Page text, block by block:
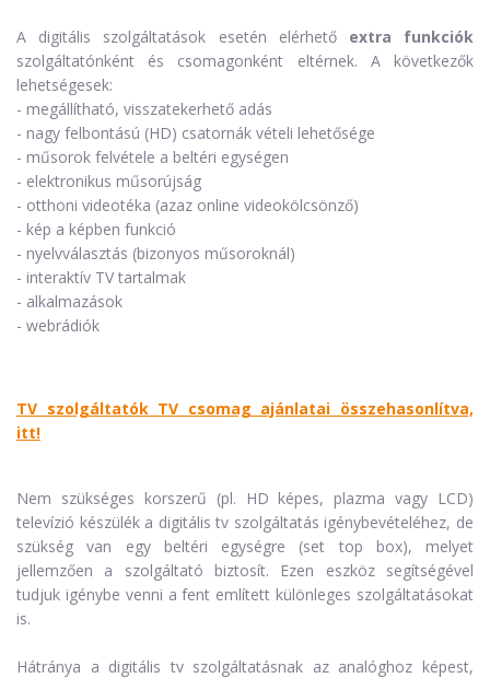
A digitális szolgáltatások esetén elérhető extra funkciók
szolgáltatónként és csomagonként eltérnek. A következők
lehetségesek:
- megállítható, visszatekerhető adás
- nagy felbontású (HD) csatornák vételi lehetősége
- műsorok felvétele a beltéri egységen
- elektronikus műsorújság
- otthoni videotéka (azaz online videokölcsönző)
- kép a képben funkció
- nyelvválasztás (bizonyos műsoroknál)
- interaktív TV tartalmak
- alkalmazások
- webrádiók
TV szolgáltatók TV csomag ajánlatai összehasonlítva,
itt!
Nem szükséges korszerű (pl. HD képes, plazma vagy LCD)
televízió készülék a digitális tv szolgáltatás igénybevételéhez, de
szükség van egy beltéri egységre (set top box), melyet
jellemzően a szolgáltató biztosít. Ezen eszköz segítségével
tudjuk igénybe venni a fent említett különleges szolgáltatásokat
is.
Hátránya a digitális tv szolgáltatásnak az analóghoz képest,